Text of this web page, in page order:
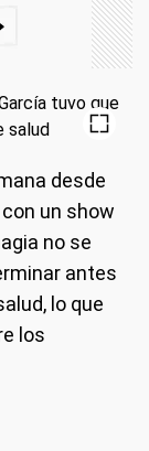
desde
un show
no se
antes
lo que
los